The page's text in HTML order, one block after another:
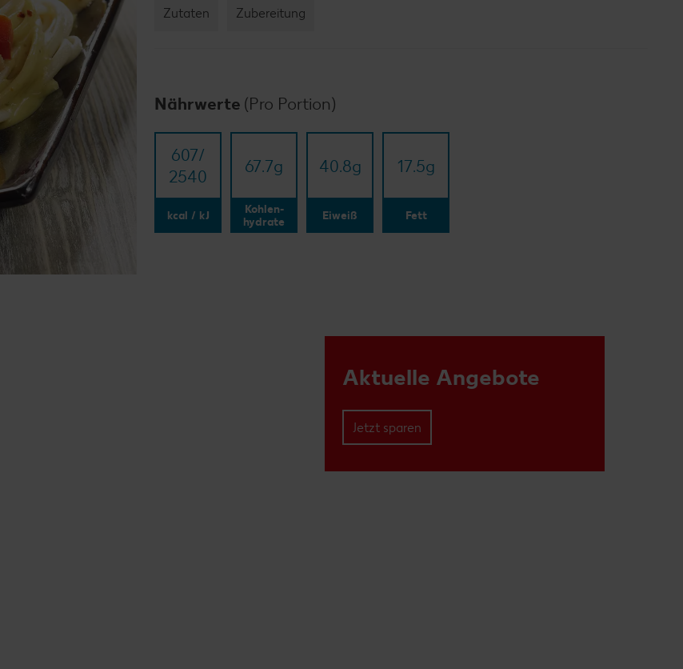
Zutaten Zubereitung
Nährwerte (Pro Portion)
607/​
2540
kcal / kJ
67.7g
Kohlen-
hydrate
40.8g
Eiweiß
17.5g
Fett
Aktuelle Angebote
Jetzt sparen